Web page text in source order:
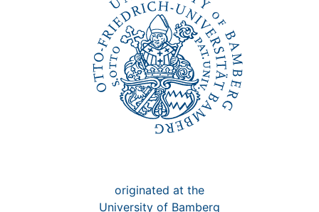
originated at the
University of Bamberg